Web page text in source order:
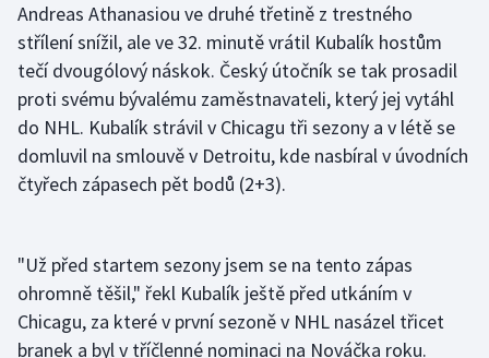
Moderní pětiboj
Motorsport
Olympijské hry
Parasport
Plážový volejbal
Ragby
Andreas Athanasiou ve druhé třetině z trestného
střílení snížil, ale ve 32. minutě vrátil Kubalík hostům
tečí dvougólový náskok. Český útočník se tak prosadil
proti svému bývalému zaměstnavateli, který jej vytáhl
do NHL. Kubalík strávil v Chicagu tři sezony a v létě se
domluvil na smlouvě v Detroitu, kde nasbíral v úvodních
čtyřech zápasech pět bodů (2+3).
"Už před startem sezony jsem se na tento zápas
ohromně těšil," řekl Kubalík ještě před utkáním v
Chicagu, za které v první sezoně v NHL nasázel třicet
branek a byl v tříčlenné nominaci na Nováčka roku.